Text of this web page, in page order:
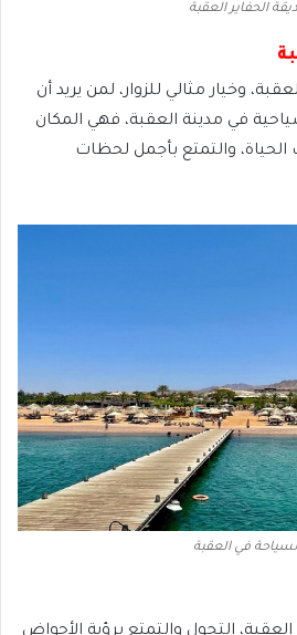
الحفاير العقبة
وخيار مثالي للزوار، لمن يريد أن
في مدينة العقبة، فهي المكان
والتمتع بأجمل لحظات
في العقبة